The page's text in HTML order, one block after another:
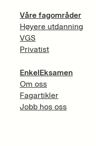
Våre fagområder
Høyere utdanning
VGS
Privatist
EnkelEksamen
Om oss
Fagartikler
Jobb hos oss